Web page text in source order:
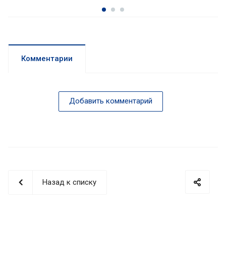
Комментарии
Добавить комментарий
Назад к списку